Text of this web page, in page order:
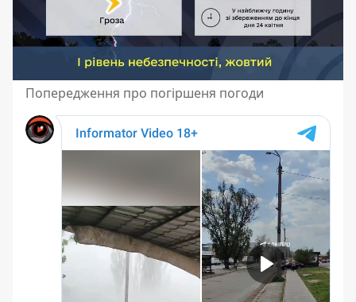
Попередження про погіршеня погоди